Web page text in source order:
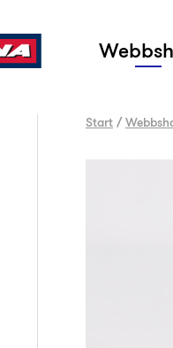
Start /